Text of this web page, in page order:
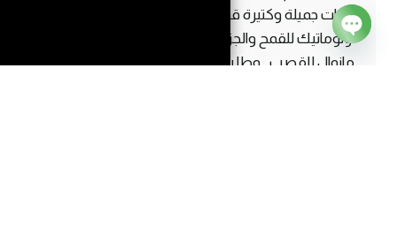
حجات جميلة وكتيرة قوي , وعملت مزرعة نص
اوتوماتيك للقمح والجزر والبطاطس , وكمان مزرعة
مانوال للقصب , وطلب مساعة من اخويا ادم علشان
Open